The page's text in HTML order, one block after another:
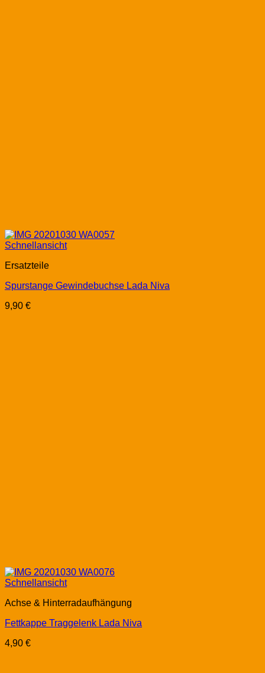
Schnellansicht
Ersatzteile
Spurstange Gewindebuchse Lada Niva
9,90 €
Schnellansicht
Achse & Hinterradaufhängung
Fettkappe Traggelenk Lada Niva
4,90 €